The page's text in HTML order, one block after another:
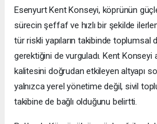
Esenyurt Kent Konseyi, köprünün
sürecin şeffaf ve hızlı bir şekilde
tür riskli yapıların takibinde toplumsal
gerektiğini de vurguladı. Kent Konseyi
kalitesini doğrudan etkileyen altyapı
yalnızca yerel yönetime değil, sivil
takibine de bağlı olduğunu belirtti.